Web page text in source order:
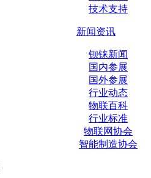
技术支持
新闻资讯
钡铼新闻
国内参展
国外参展
行业动态
物联百科
行业标准
物联网协会
智能制造协会